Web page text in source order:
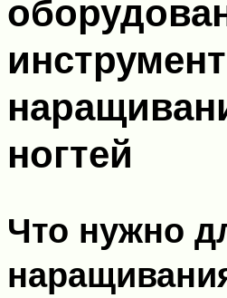
ногтей
Что нужно